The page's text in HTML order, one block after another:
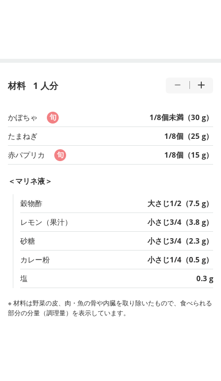
材料 1 人分
かぼちゃ
1/8個未満（30 g）
たまねぎ
1/8個（25 g）
赤パプリカ
1/8個（15 g）
＜マリネ液＞
穀物酢
大さじ1/2（7.5 g）
レモン（果汁）
小さじ3/4（3.8 g）
砂糖
小さじ3/4（2.3 g）
カレー粉
小さじ1/4（0.5 g）
塩
0.3 g
※ 材料は野菜の皮、肉・魚の骨や内臓を取り除いたもので、食べられる
部分の分量（調理量）を表示しています。